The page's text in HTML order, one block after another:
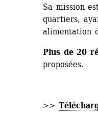
Sa mission
quartiers,
alimentation
Plus de 20
proposées.
>>